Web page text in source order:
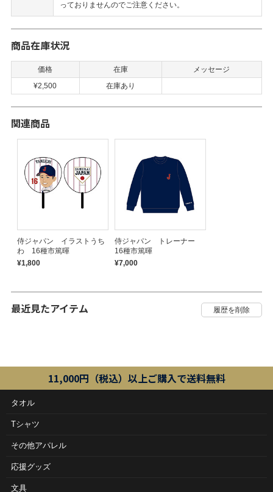
っておりませんのでご注意ください。
商品在庫状況
価格 在庫
メッセージ
¥2,500
在庫あり
関連商品
侍ジャパン イラストうち
わ 16種市篤暉
¥1,800
侍ジャパン トレーナー
16種市篤暉
¥7,000
最近見たアイテム
11,000円（税込）以上ご購入で送料無料
タオル
Tシャツ
その他アパレル
応援グッズ
文具